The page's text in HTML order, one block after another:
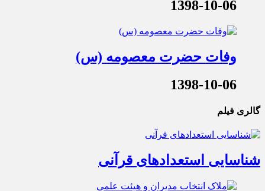
1398-10-06
وفات حضرت معصومه (س)
1398-10-06
گالری فیلم
شناسایی استعدادهای قرآنی